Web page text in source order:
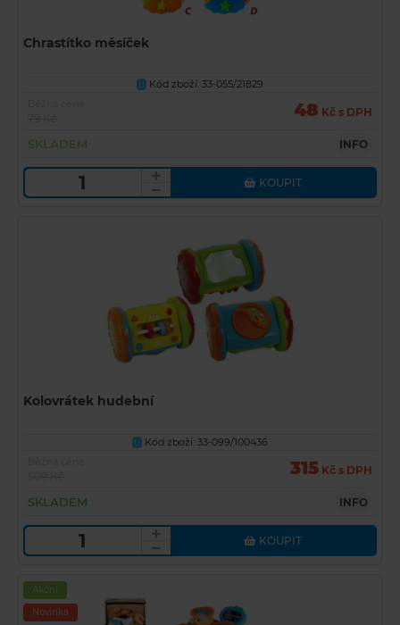
Chrastítko měsíček
U
Kód zboží: 33-055/21829
48 Kč s DPH
SKLADEM INFO
KOUPIT
Kolovrátek hudební
U
Kód zboží: 33-099/100436
315 Kč s DPH
SKLADEM INFO
KOUPIT
Akční
Novinka